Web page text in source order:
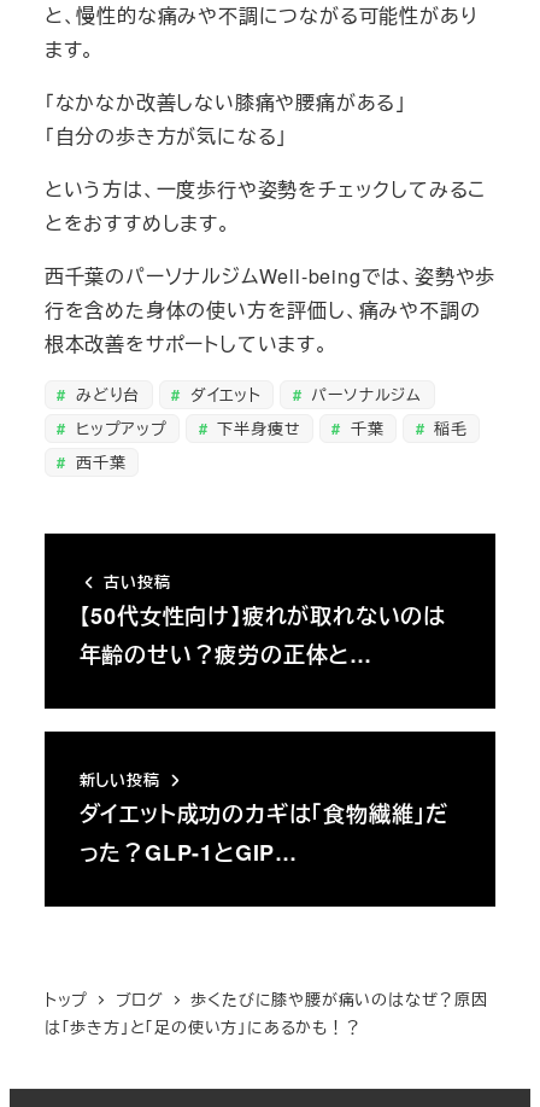
と、慢性的な痛みや不調につながる可能性があり
ます。
「なかなか改善しない膝痛や腰痛がある」
「自分の歩き方が気になる」
という方は、一度歩行や姿勢をチェックしてみるこ
とをおすすめします。
西千葉のパーソナルジムWell-beingでは、姿勢や歩
行を含めた身体の使い方を評価し、痛みや不調の
根本改善をサポートしています。
みどり台 ダイエット
パーソナルジム
ヒップアップ
下半身痩せ 千葉
稲毛
西千葉
古い投稿
【50代女性向け】疲れが取れないのは
年齢のせい？疲労の正体と…
新しい投稿
ダイエット成功のカギは「食物繊維」だ
った？GLP-1とGIP…
トップ ブログ
歩くたびに膝や腰が痛いのはなぜ？原因
は「歩き方」と「足の使い方」にあるかも！？